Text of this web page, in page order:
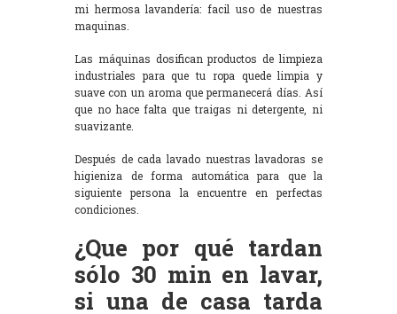
mi hermosa lavandería: facil uso de nuestras
maquinas.
Las máquinas dosifican productos de limpieza
industriales para que tu ropa quede limpia y
suave con un aroma que permanecerá días. Así
que no hace falta que traigas ni detergente, ni
suavizante.
Después de cada lavado nuestras lavadoras se
higieniza de forma automática para que la
siguiente persona la encuentre en perfectas
condiciones.
¿Que por qué tardan
sólo 30 min en lavar,
si una de casa tarda